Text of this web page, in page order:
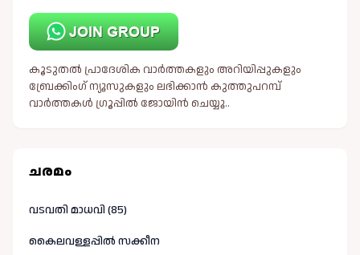
കൂടുതൽ പ്രാദേശിക വാർത്തകളും അറിയിപ്പുകളും
ബ്രേക്കിംഗ് ന്യൂസുകളും ലഭിക്കാൻ കുത്തുപറമ്പ്
വാർത്തകൾ ഗ്രൂപ്പിൽ ജോയിൻ ചെയ്യൂ..
ചരമം
വടവതി മാധവി (85)
കൈലവള്ളപ്പിൽ സക്കീന